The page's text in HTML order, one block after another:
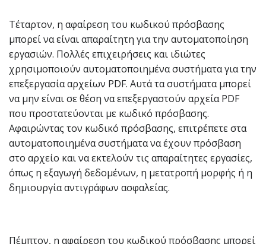
Τέταρτον, η αφαίρεση του κωδικού πρόσβασης
μπορεί να είναι απαραίτητη για την αυτοματοποίηση
εργασιών. Πολλές επιχειρήσεις και ιδιώτες
χρησιμοποιούν αυτοματοποιημένα συστήματα για την
επεξεργασία αρχείων PDF. Αυτά τα συστήματα μπορεί
να μην είναι σε θέση να επεξεργαστούν αρχεία PDF
που προστατεύονται με κωδικό πρόσβασης.
Αφαιρώντας τον κωδικό πρόσβασης, επιτρέπετε στα
αυτοματοποιημένα συστήματα να έχουν πρόσβαση
στο αρχείο και να εκτελούν τις απαραίτητες εργασίες,
όπως η εξαγωγή δεδομένων, η μετατροπή μορφής ή η
δημιουργία αντιγράφων ασφαλείας.
Πέμπτον, η αφαίρεση του κωδικού πρόσβασης μπορεί